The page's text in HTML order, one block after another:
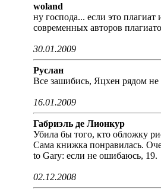
woland
ну господа... если это
современных авторов
30.01.2009
Руслан
Все зашибись, Яцхен рядом не
16.01.2009
Габриэль де Лионкур
Убила бы того, кто обложку
Сама книжка понравилась.
to Gary: если не ошибаюсь, 19.
02.12.2008